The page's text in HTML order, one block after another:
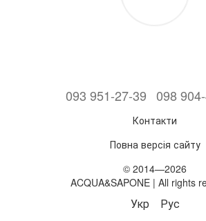
093 951-27-39 098
Контакти
Повна версія сайту
© 2014—2026
ACQUA&SAPONE | All rights
Укр Рус